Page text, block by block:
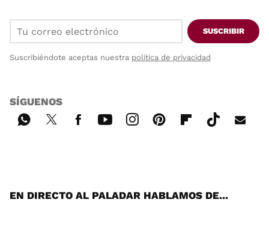
SUSCRIBIR
Suscribiéndote aceptas nuestra política de privacidad
SÍGUENOS
EN DIRECTO AL PALADAR HABLAMOS DE...